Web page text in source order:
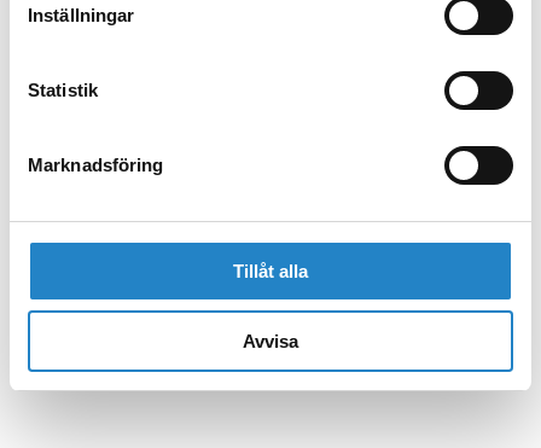
Inställningar
Statistik
Marknadsföring
Tillåt alla
Avvisa